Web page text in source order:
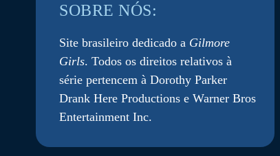
SOBRE NÓS:
Site brasileiro dedicado a Gilmore
Girls. Todos os direitos relativos à
série pertencem à Dorothy Parker
Drank Here Productions e Warner Bros
Entertainment Inc.